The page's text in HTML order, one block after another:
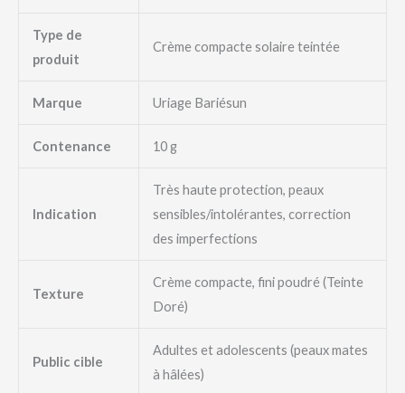
Type de
produit
Crème compacte solaire teintée
Marque Uriage Bariésun
Contenance 10 g
Indication
Très haute protection, peaux
sensibles/intolérantes, correction
des imperfections
Texture
Crème compacte, fini poudré (Teinte
Doré)
Public cible
Adultes et adolescents (peaux mates
à hâlées)